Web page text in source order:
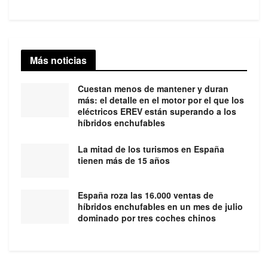
Más noticias
Cuestan menos de mantener y duran
más: el detalle en el motor por el que los
eléctricos EREV están superando a los
híbridos enchufables
La mitad de los turismos en España
tienen más de 15 años
España roza las 16.000 ventas de
híbridos enchufables en un mes de julio
dominado por tres coches chinos